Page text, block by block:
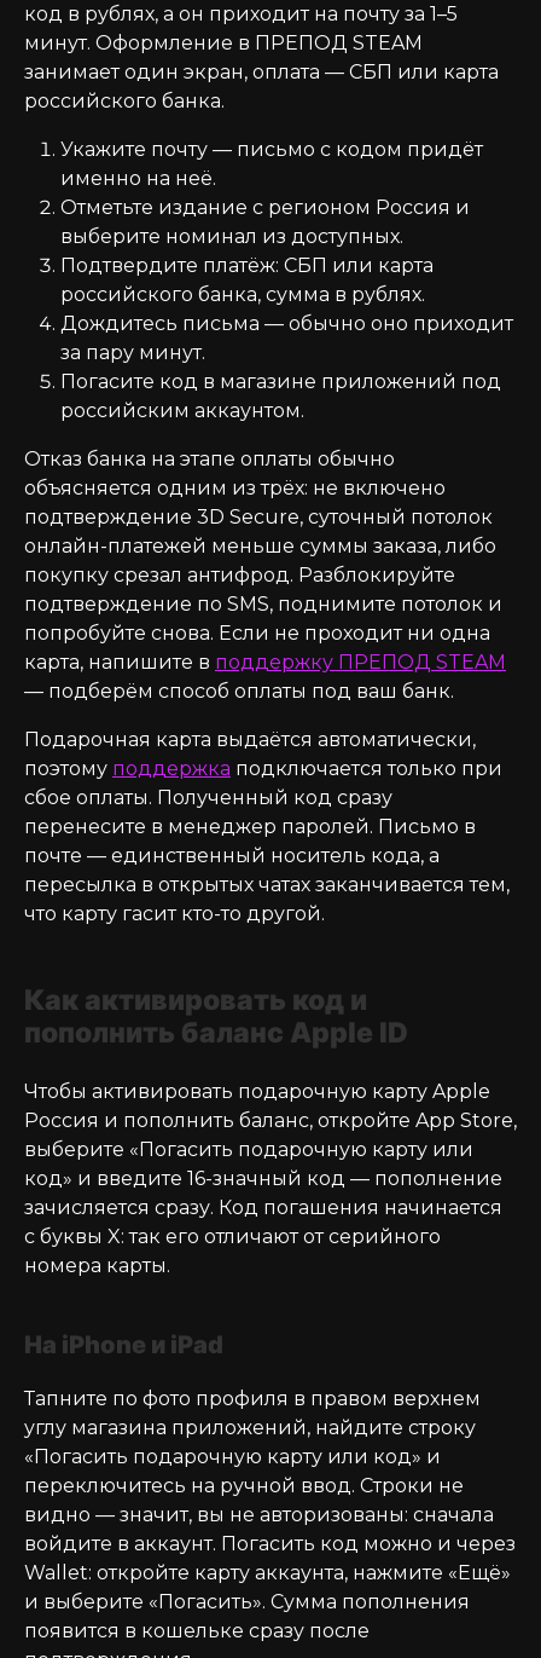
код в рублях, а он приходит на почту за 1–5
минут. Оформление в ПРЕПОД STEAM
занимает один экран, оплата — СБП или карта
российского банка.
Укажите почту — письмо с кодом придёт
именно на неё.
Отметьте издание с регионом Россия и
выберите номинал из доступных.
Подтвердите платёж: СБП или карта
российского банка, сумма в рублях.
Дождитесь письма — обычно оно приходит
за пару минут.
Погасите код в магазине приложений под
российским аккаунтом.
Отказ банка на этапе оплаты обычно
объясняется одним из трёх: не включено
подтверждение 3D Secure, суточный потолок
онлайн-платежей меньше суммы заказа, либо
покупку срезал антифрод. Разблокируйте
подтверждение по SMS, поднимите потолок и
попробуйте снова. Если не проходит ни одна
карта, напишите в поддержку ПРЕПОД STEAM
— подберём способ оплаты под ваш банк.
Подарочная карта выдаётся автоматически,
поэтому поддержка подключается только при
сбое оплаты. Полученный код сразу
перенесите в менеджер паролей. Письмо в
почте — единственный носитель кода, а
пересылка в открытых чатах заканчивается тем,
что карту гасит кто-то другой.
Как активировать код и
пополнить баланс Apple ID
Чтобы активировать подарочную карту Apple
Россия и пополнить баланс, откройте App Store,
выберите «Погасить подарочную карту или
код» и введите 16-значный код — пополнение
зачисляется сразу. Код погашения начинается
с буквы X: так его отличают от серийного
номера карты.
На iPhone и iPad
Тапните по фото профиля в правом верхнем
углу магазина приложений, найдите строку
«Погасить подарочную карту или код» и
переключитесь на ручной ввод. Строки не
видно — значит, вы не авторизованы: сначала
войдите в аккаунт. Погасить код можно и через
Wallet: откройте карту аккаунта, нажмите «Ещё»
и выберите «Погасить». Сумма пополнения
появится в кошельке сразу после